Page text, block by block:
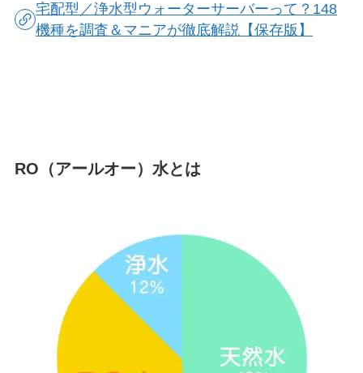
宅配型／浄水型ウォーターサーバーって？148
機種を調査＆マニアが徹底解説【保存版】
RO（アールオー）水とは